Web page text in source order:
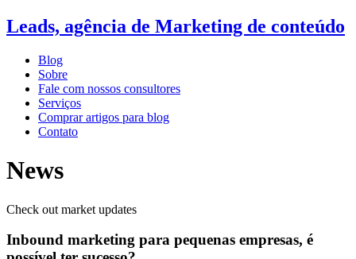
Leads, agência de Marketing de conteúdo
Blog
Sobre
Fale com nossos consultores
Serviços
Comprar artigos para blog
Contato
News
Check out market updates
Inbound marketing para pequenas empresas, é